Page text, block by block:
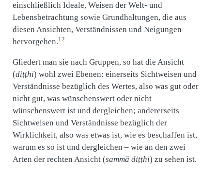
einschließlich Ideale, Weisen der Welt- und
Lebensbetrachtung sowie Grundhaltungen, die aus
diesen Ansichten, Verständnissen und Neigungen
hervorgehen.12
Gliedert man sie nach Gruppen, so hat die Ansicht
(diṭṭhi) wohl zwei Ebenen: einerseits Sichtweisen und
Verständnisse bezüglich des Wertes, also was gut oder
nicht gut, was wünschenswert oder nicht
wünschenswert ist und dergleichen; andererseits
Sichtweisen und Verständnisse bezüglich der
Wirklichkeit, also was etwas ist, wie es beschaffen ist,
warum es so ist und dergleichen – wie an den zwei
Arten der rechten Ansicht (sammā diṭṭhi) zu sehen ist.